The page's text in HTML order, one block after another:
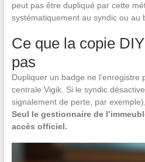
peut pas être dupliqué par cette
systématiquement au syndic ou au
Ce que la copie
pas
Dupliquer un badge ne l’enregistre
centrale Vigik. Si le syndic
signalement de perte, par
Seul le gestionnaire de
accès officiel.